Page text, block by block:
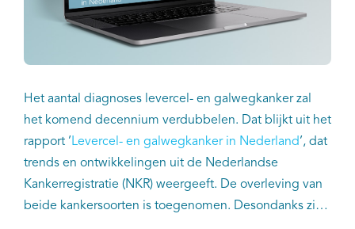
Het aantal diagnoses levercel- en galwegkanker zal
het komend decennium verdubbelen. Dat blijkt uit het
rapport ’Levercel- en galwegkanker in Nederland’, dat
trends en ontwikkelingen uit de Nederlandse
Kankerregistratie (NKR) weergeeft. De overleving van
beide kankersoorten is toegenomen. Desondanks zien